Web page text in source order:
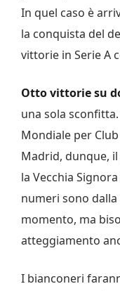
In quel caso è
la conquista del
vittorie in Serie A
Otto vittorie su
una sola
Mondiale per
Madrid, dunque,
la Vecchia
numeri sono
momento, ma
atteggiamento
I bianconeri